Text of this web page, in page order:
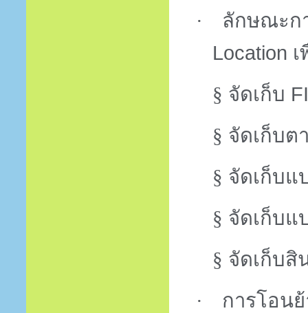
·
ลักษณะก
Location
§ จัดเก็บ
§ จัดเก็บต
§ จัดเก็บแ
§ จัดเก็บ
§ จัดเก็บสิ
·
การโอน